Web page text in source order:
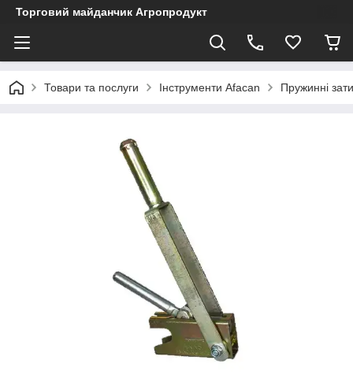
Торговий майданчик Агропродукт
Товари та послуги Інструменти Afacan Пружинні